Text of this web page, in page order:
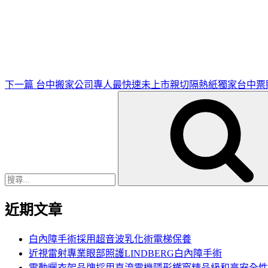
下一篇 台中搬家公司專人最快速未上市親切隔熱紙獨家台中票
近期文章
白內障手術採用超音波乳化術電梯保養
近視雷射專業眼部照護LINDBERG白內障手術